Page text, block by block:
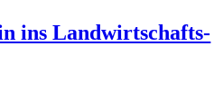
ins Landwirtschafts-